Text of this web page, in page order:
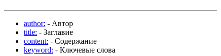
author: - Автор
title: - Заглавие
content: - Содержание
keyword: - Ключевые слова